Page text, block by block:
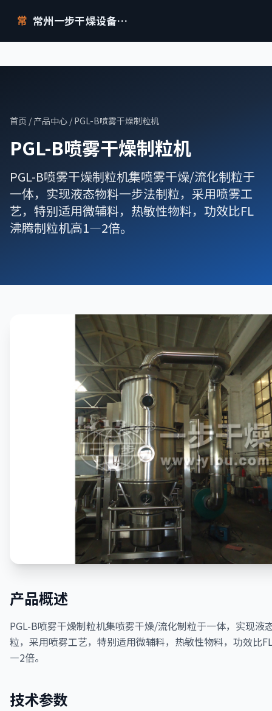
常 常州一步干燥设备有限公司
首页 / 产品中心 / PGL-B喷雾干燥制粒机
PGL-B喷雾干燥制粒机
PGL-B喷雾干燥制粒机集喷雾干燥/流化制粒于
一体，实现液态物料一步法制粒，采用喷雾工
艺，特别适用微辅料，热敏性物料，功效比FL
沸腾制粒机高1—2倍。
产品概述
PGL-B喷雾干燥制粒机集喷雾干燥/流化制粒于一体，实现液
粒，采用喷雾工艺，特别适用微辅料，热敏性物料，功效比
—2倍。
技术参数